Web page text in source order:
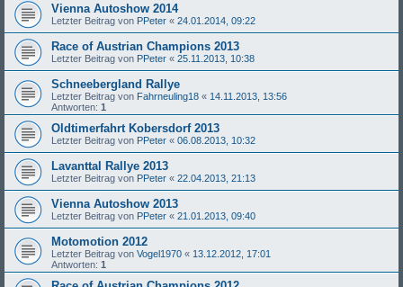
Vienna Autoshow 2014
Letzter Beitrag von PPeter « 24.01.2014, 09:22
Race of Austrian Champions 2013
Letzter Beitrag von PPeter « 25.11.2013, 10:38
Schneebergland Rallye
Letzter Beitrag von Fahrneuling18 « 14.11.2013, 13:56
Antworten: 1
Oldtimerfahrt Kobersdorf 2013
Letzter Beitrag von PPeter « 06.08.2013, 10:32
Lavanttal Rallye 2013
Letzter Beitrag von PPeter « 22.04.2013, 21:13
Vienna Autoshow 2013
Letzter Beitrag von PPeter « 21.01.2013, 09:40
Motomotion 2012
Letzter Beitrag von Vogel1970 « 13.12.2012, 17:01
Antworten: 1